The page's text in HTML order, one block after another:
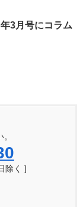
3月号にコラム
除く ]